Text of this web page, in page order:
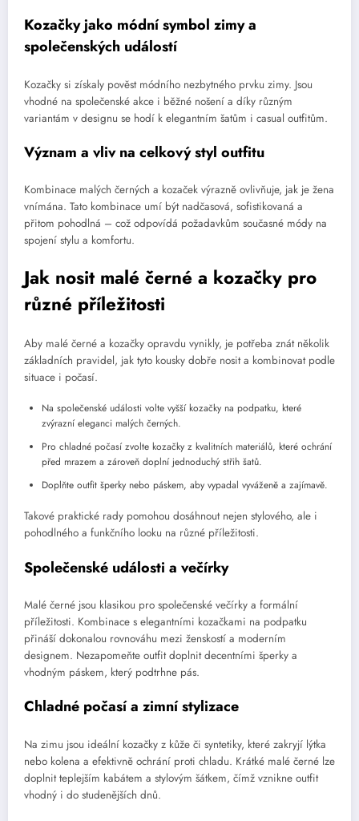
Kozačky jako módní symbol zimy a
společenských událostí
Kozačky si získaly pověst módního nezbytného prvku zimy. Jsou
vhodné na společenské akce i běžné nošení a díky různým
variantám v designu se hodí k elegantním šatům i casual outfitům.
Význam a vliv na celkový styl outfitu
Kombinace malých černých a kozaček výrazně ovlivňuje, jak je žena
vnímána. Tato kombinace umí být nadčasová, sofistikovaná a
přitom pohodlná – což odpovídá požadavkům současné módy na
spojení stylu a komfortu.
Jak nosit malé černé a kozačky pro
různé příležitosti
Aby malé černé a kozačky opravdu vynikly, je potřeba znát několik
základních pravidel, jak tyto kousky dobře nosit a kombinovat podle
situace i počasí.
Na společenské události volte vyšší kozačky na podpatku, které
zvýrazní eleganci malých černých.
Pro chladné počasí zvolte kozačky z kvalitních materiálů, které ochrání
před mrazem a zároveň doplní jednoduchý střih šatů.
Doplňte outfit šperky nebo páskem, aby vypadal vyváženě a zajímavě.
Takové praktické rady pomohou dosáhnout nejen stylového, ale i
pohodlného a funkčního looku na různé příležitosti.
Společenské události a večírky
Malé černé jsou klasikou pro společenské večírky a formální
příležitosti. Kombinace s elegantními kozačkami na podpatku
přináší dokonalou rovnováhu mezi ženskostí a moderním
designem. Nezapomeňte outfit doplnit decentními šperky a
vhodným páskem, který podtrhne pás.
Chladné počasí a zimní stylizace
Na zimu jsou ideální kozačky z kůže či syntetiky, které zakryjí lýtka
nebo kolena a efektivně ochrání proti chladu. Krátké malé černé lze
doplnit teplejším kabátem a stylovým šátkem, čímž vznikne outfit
vhodný i do studenějších dnů.